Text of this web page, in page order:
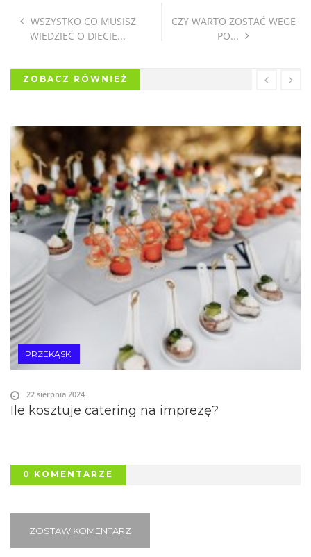
WSZYSTKO CO MUSISZ
WIEDZIEĆ O DIECIE...
CZY WARTO ZOSTAĆ WEGE
PO...
ZOBACZ RÓWNIEŻ
PRZEKĄSKI
Ile kosztuje catering na imprezę?
22 sierpnia 2024
0 KOMENTARZE
ZOSTAW KOMENTARZ